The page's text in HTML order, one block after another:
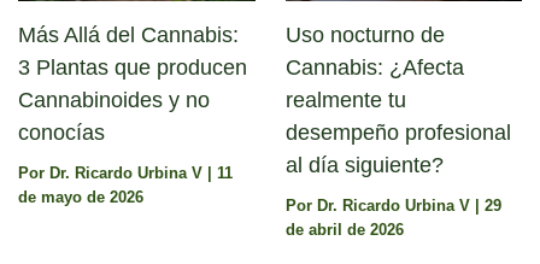
Más Allá del Cannabis:
3 Plantas que producen
Cannabinoides y no
conocías
Por Dr. Ricardo Urbina V
11
de mayo de 2026
Uso nocturno de
Cannabis: ¿Afecta
realmente tu
desempeño profesional
al día siguiente?
Por Dr. Ricardo Urbina V
29
de abril de 2026